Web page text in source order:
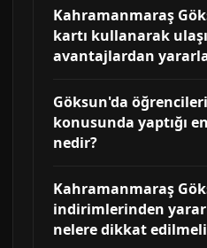
Kahramanmaraş
kartı kullanarak
avantajlardan
Göksun'da
konusunda yaptığı
nedir?
Kahramanmaraş
indirimlerinden
nelere dikkat